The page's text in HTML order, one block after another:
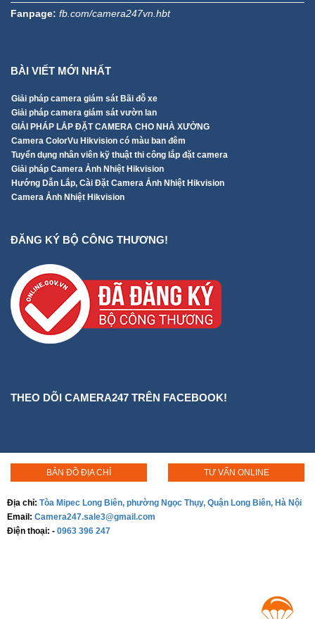
Fanpage: fb.com/camera247vn.hbt
BÀI VIẾT MỚI NHẤT
Giải pháp camera giám sát Bãi đỗ xe
Giải pháp camera giám sát vườn lan
GIẢI PHÁP LẮP ĐẶT CAMERA CHO NHÀ XƯỞNG
Camera ColorVu Hikvision có màu ban đêm
Tuyển dụng nhân viên kỹ thuật thi công lắp đặt camera
Giải pháp Camera Ảnh Nhiệt Hikvision
Hướng Dẫn Lắp, Cài Đặt Camera Ảnh Nhiệt Hikvision
Camera Ảnh Nhiệt Hikvision
ĐĂNG KÝ BỘ CÔNG THƯƠNG!
THEO DÕI CAMERA247 TRÊN FACEBOOK!
BẢN ĐỒ ĐỊA CHỈ TƯ VẤN ONLINE
Địa chỉ: Tòa Mipec Long Biên, phường Ngọc Thụy, Quận Long Biên, Hà Nội
Email: Camera247.sale3@gmail.com
Điện thoại: - 0963 396 247